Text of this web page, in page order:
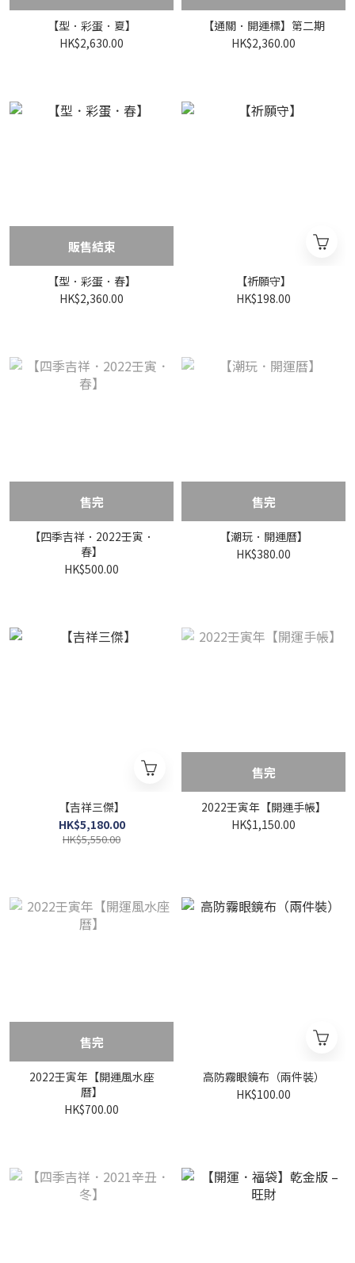
【型．彩蛋．夏】
HK$2,630.00
【通關．開運標】第二期
HK$2,360.00
販售結束
【型．彩蛋．春】
HK$2,360.00
【祈願守】
HK$198.00
售完
【四季吉祥．2022壬寅．
春】
HK$500.00
售完
【潮玩．開運曆】
HK$380.00
【吉祥三傑】
HK$5,180.00
HK$5,550.00
售完
2022壬寅年【開運手帳】
HK$1,150.00
售完
2022壬寅年【開運風水座
曆】
HK$700.00
高防霧眼鏡布（兩件裝）
HK$100.00